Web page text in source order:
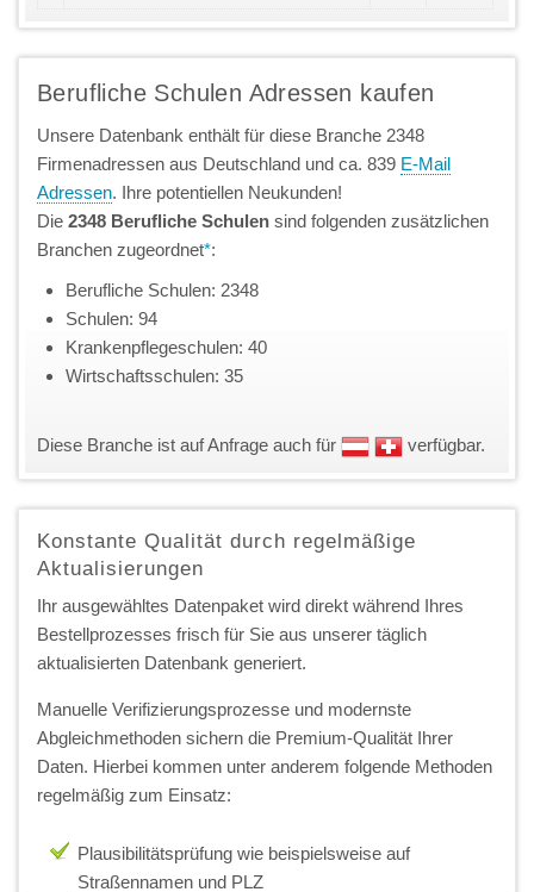
Berufliche Schulen Adressen kaufen
Unsere Datenbank enthält für diese Branche 2348
Firmenadressen aus Deutschland und ca. 839 E-Mail
Adressen. Ihre potentiellen Neukunden!
Die 2348 Berufliche Schulen sind folgenden zusätzlichen
Branchen zugeordnet*:
Berufliche Schulen: 2348
Schulen: 94
Krankenpflegeschulen: 40
Wirtschaftsschulen: 35
Diese Branche ist auf Anfrage auch für verfügbar.
Konstante Qualität durch regelmäßige
Aktualisierungen
Ihr ausgewähltes Datenpaket wird direkt während Ihres
Bestellprozesses frisch für Sie aus unserer täglich
aktualisierten Datenbank generiert.
Manuelle Verifizierungsprozesse und modernste
Abgleichmethoden sichern die Premium-Qualität Ihrer
Daten. Hierbei kommen unter anderem folgende Methoden
regelmäßig zum Einsatz:
Plausibilitätsprüfung wie beispielsweise auf
Straßennamen und PLZ